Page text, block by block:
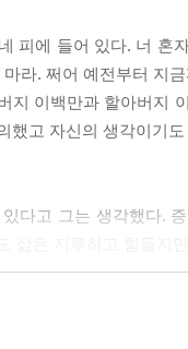
피에 들어 있다. 너
라. 쩌어 예전부터 지
지 이백만과 할아버지
했고 자신의 생각이기
다고 그는 생각했다.
같지?”